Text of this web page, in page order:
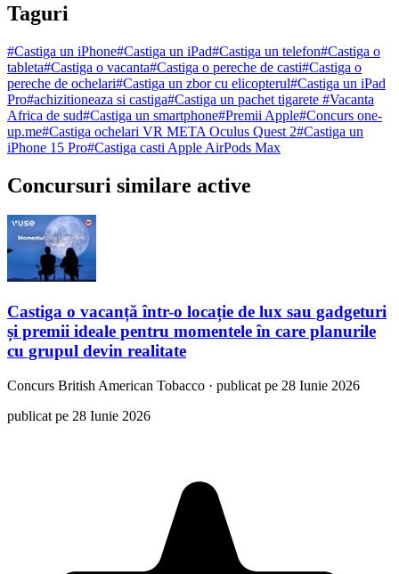
Taguri
#Castiga un iPhone#Castiga un iPad#Castiga un telefon#Castiga o
tableta#Castiga o vacanta#Castiga o pereche de casti#Castiga o
pereche de ochelari#Castiga un zbor cu elicopterul#Castiga un iPad
Pro#achizitioneaza si castiga#Castiga un pachet tigarete #Vacanta
Africa de sud#Castiga un smartphone#Premii Apple#Concurs one-
up.me#Castiga ochelari VR META Oculus Quest 2#Castiga un
iPhone 15 Pro#Castiga casti Apple AirPods Max
Concursuri similare active
Castiga o vacanță într-o locație de lux sau gadgeturi
și premii ideale pentru momentele în care planurile
cu grupul devin realitate
Concurs British American Tobacco · publicat pe 28 Iunie 2026
publicat pe 28 Iunie 2026